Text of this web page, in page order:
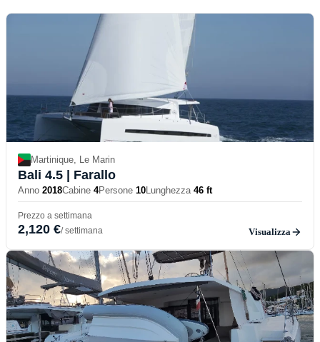
Martinique, Le Marin
Bali 4.5 | Farallo
Anno 2018Cabine 4Persone 10Lunghezza 46 ft
Prezzo a settimana
2,120 €/ settimana Visualizza